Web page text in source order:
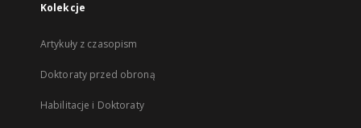
Kolekcje
Artykuły z czasopism
Doktoraty przed obroną
Habilitacje i Doktoraty